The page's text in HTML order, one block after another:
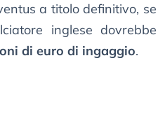
a titolo definitivo, se
inglese dovrebbe
di euro di ingaggio.